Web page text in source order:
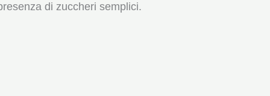
di zuccheri semplici.